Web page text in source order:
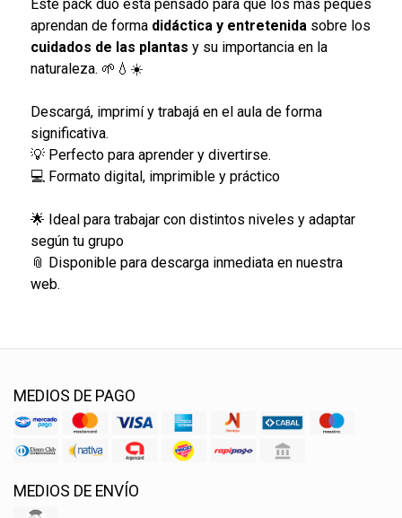
Este pack dúo está pensado para que los más peques
aprendan de forma didáctica y entretenidasobre los
cuidados de las plantas y su importancia en la
naturaleza. 🌱💧☀️
Descargá, imprimí y trabajá en el aula de forma
significativa.
💡 Perfecto para aprender y divertirse.
💻 Formato digital, imprimible y práctico
🌟 Ideal para trabajar con distintos niveles y adaptar
según tu grupo
📎 Disponible para descarga inmediata en nuestra
web.
MEDIOS DE PAGO
MEDIOS DE ENVÍO